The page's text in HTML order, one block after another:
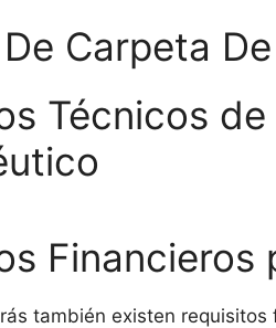
Carpeta
Técnicos
también existen